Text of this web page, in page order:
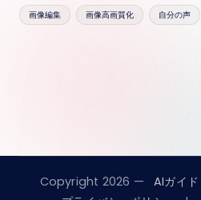
画像編集 画像高画質化 自分の声
Copyright 2026 — AIガイド